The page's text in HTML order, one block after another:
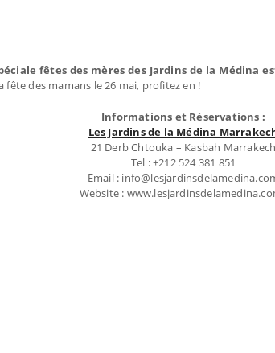
fêtes des mères des Jardins de la Médina
des mamans le 26 mai, profitez en !
Informations et Réservations :
Les Jardins de la Médina
21 Derb Chtouka – Kasbah Marrakech
Tel : +212 524 381 851
Email :
Website :